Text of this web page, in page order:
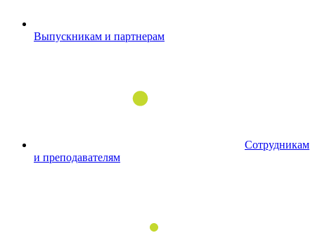
Выпускникам и партнерам
Сотрудникам
и преподавателям